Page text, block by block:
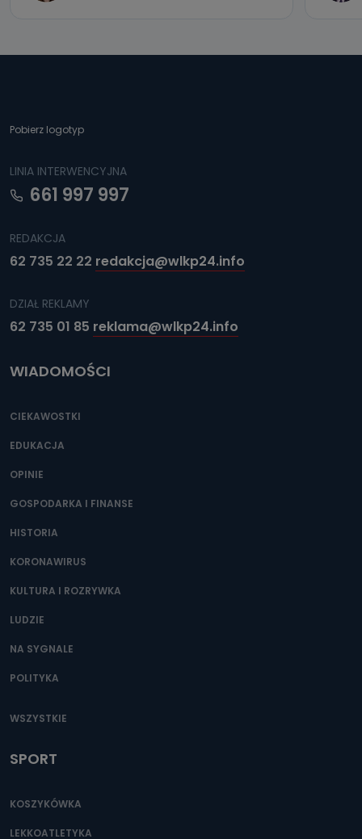
Pobierz logotyp
LINIA INTERWENCYJNA
661 997 997
REDAKCJA
62 735 22 22 redakcja@wlkp24.info
DZIAŁ REKLAMY
62 735 01 85 reklama@wlkp24.info
WIADOMOŚCI
CIEKAWOSTKI
EDUKACJA
OPINIE
GOSPODARKA I FINANSE
HISTORIA
KORONAWIRUS
KULTURA I ROZRYWKA
LUDZIE
NA SYGNALE
POLITYKA
WSZYSTKIE
SPORT
KOSZYKÓWKA
LEKKOATLETYKA